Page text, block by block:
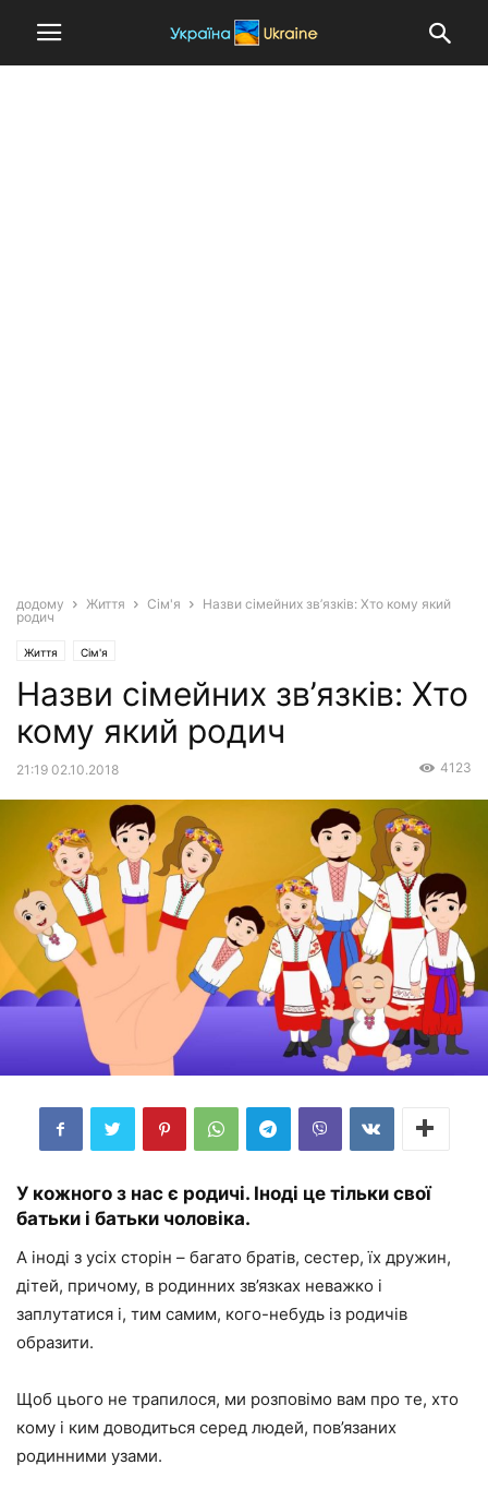
додому Життя Сім'я
Назви сімейних зв’язків: Хто кому який
родич
Життя Сім'я
Назви сімейних зв’язків: Хто
кому який родич
21:19 02.10.2018 4123
У кожного з нас є родичі. Іноді це тільки свої
батьки і батьки чоловіка.
А іноді з усіх сторін – багато братів, сестер, їх дружин,
дітей, причому, в родинних зв’язках неважко і
заплутатися і, тим самим, кого-небудь із родичів
образити.
Щоб цього не трапилося, ми розповімо вам про те, хто
кому і ким доводиться серед людей, пов’язаних
родинними узами.